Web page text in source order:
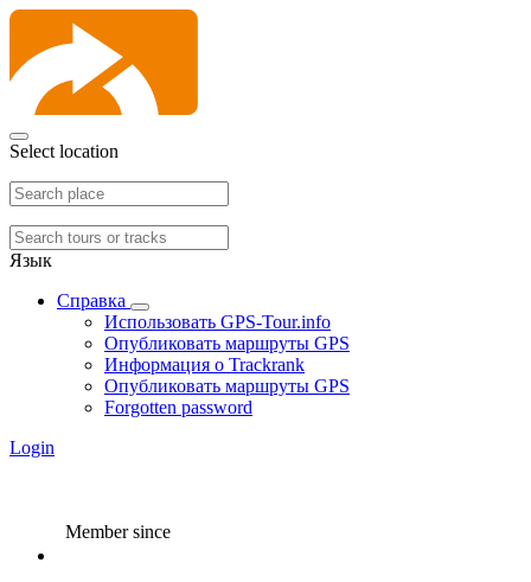
Select location
Язык
Справка
Использовать GPS-Tour.info
Опубликовать маршруты GPS
Информация о Trackrank
Опубликовать маршруты GPS
Forgotten password
Login
Member since